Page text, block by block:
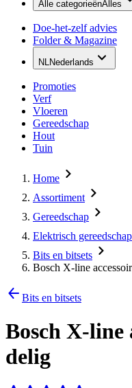
Alle categorieënAlles
Doe-het-zelf advies
Folder & Magazine
NLNederlands
Promoties
Verf
Vloeren
Gereedschap
Hout
Tuin
Home
Assortiment
Gereedschap
Elektrisch
Bits en bitsets
Bosch X-line
Bits en bitsets
Bosch X-line
delig